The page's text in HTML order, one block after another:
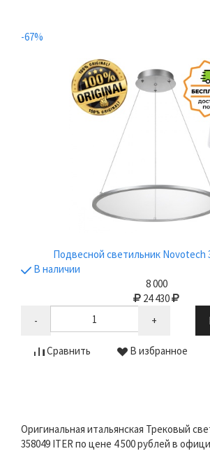
-67%
Подвесной светильник Novotech
В наличии
8 000
24 430
-
+
Сравнить В избранное
Оригинальная итальянская Трековый
358049 ITER по цене 4 500 рублей в